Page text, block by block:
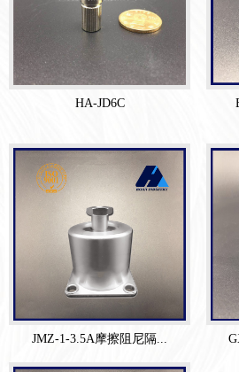
HA-JD6C
JMZ-1-3.5A摩擦阻尼隔...